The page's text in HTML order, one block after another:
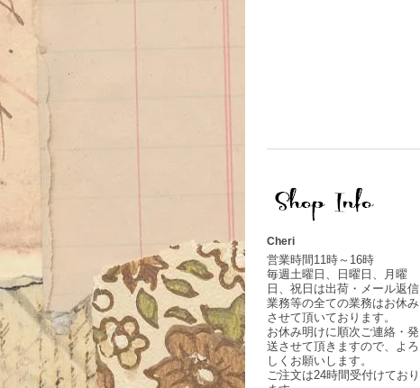
Cheri
営業時間11時～16時
毎週土曜日、日曜日、月曜
日、祝日は出荷・メール返信
業務等の全ての業務はお休み
させて頂いております。
お休み明けに順次ご連絡・発
送させて頂きますので、よろ
しくお願いします。
ご注文は24時間受付けており